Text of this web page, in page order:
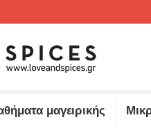
μαγειρικής